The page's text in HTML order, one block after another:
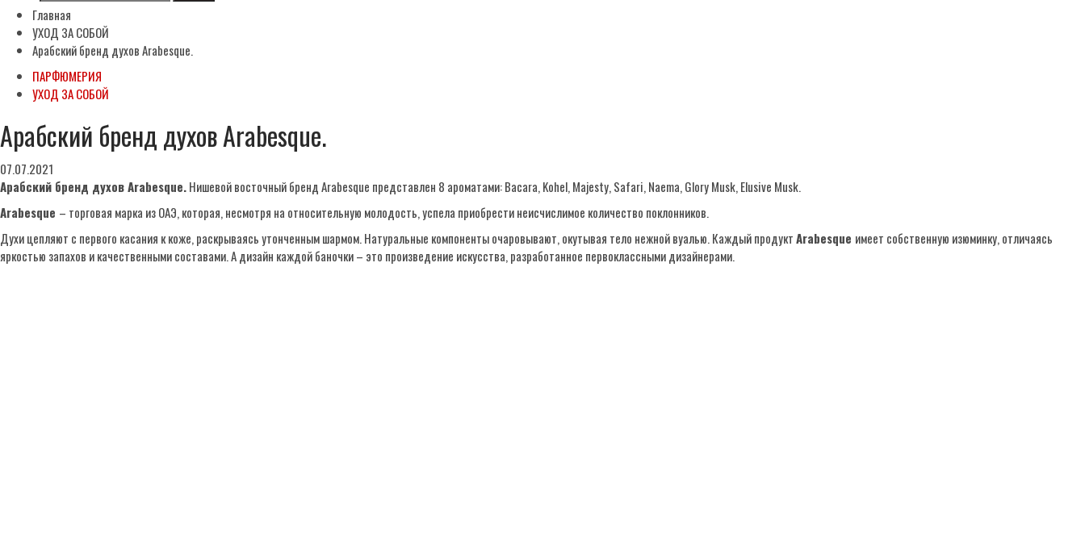
Главная
УХОД ЗА СОБОЙ
Арабский бренд духов Arabesque.
ПАРФЮМЕРИЯ
УХОД ЗА СОБОЙ
Арабский бренд духов Arabesque.
07.07.2021
Арабский бренд духов Arabesque.Нишевой восточный бренд Arabesque представлен 8 ароматами: Bacara, Kohel, Majesty, Safari, Naema, Glory Musk, Elusive Musk.
Arabesque – торговая марка из ОАЭ, которая, несмотря на относительную молодость, успела приобрести неисчислимое количество поклонников.
Духи цепляют с первого касания к коже, раскрываясь утонченным шармом. Натуральные компоненты очаровывают, окутывая тело нежной вуалью. Каждый продуктArabesque имеет собственную изюминку, отличаясь
яркостью запахов и качественными составами. А дизайн каждой баночки – это произведение искусства, разработанное первоклассными дизайнерами.